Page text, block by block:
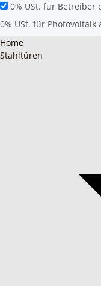
0% USt. für Betreiber
0% USt. für Photovoltaik
Home
Stahltüren